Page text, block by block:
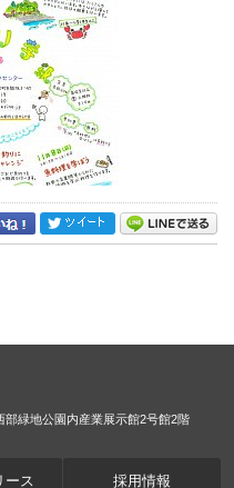
緑地公園内産業展示館2号館2階
ース 採用情報